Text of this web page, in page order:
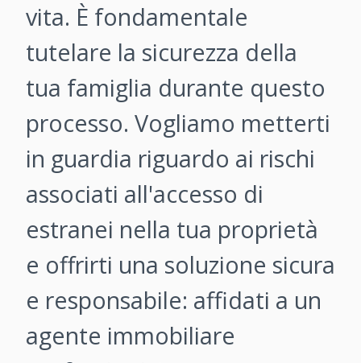
vita. È fondamentale
tutelare la sicurezza della
tua famiglia durante questo
processo. Vogliamo metterti
in guardia riguardo ai rischi
associati all'accesso di
estranei nella tua proprietà
e offrirti una soluzione sicura
e responsabile: affidati a un
agente immobiliare